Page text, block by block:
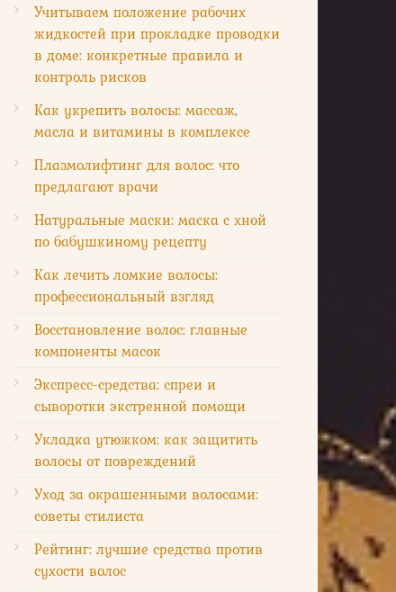
Учитываем положение рабочих
жидкостей при прокладке проводки
в доме: конкретные правила и
контроль рисков
Как укрепить волосы: массаж,
масла и витамины в комплексе
Плазмолифтинг для волос: что
предлагают врачи
Натуральные маски: маска с хной
по бабушкиному рецепту
Как лечить ломкие волосы:
профессиональный взгляд
Восстановление волос: главные
компоненты масок
Экспресс-средства: спреи и
сыворотки экстренной помощи
Укладка утюжком: как защитить
волосы от повреждений
Уход за окрашенными волосами:
советы стилиста
Рейтинг: лучшие средства против
сухости волос